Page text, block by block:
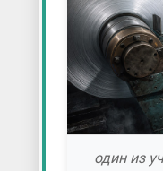
один из